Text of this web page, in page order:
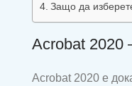
Защо да
Acrobat 2020
Acrobat 2020 е